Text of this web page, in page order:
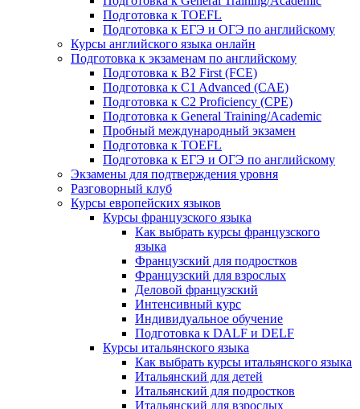
Подготовка к TOEFL
Подготовка к ЕГЭ и ОГЭ по английскому
Курсы английского языка онлайн
Подготовка к экзаменам по английскому
Подготовка к B2 First (FCE)
Подготовка к C1 Advanced (CAE)
Подготовка к C2 Proficiency (CPE)
Подготовка к General Training/Academic
Пробный международный экзамен
Подготовка к TOEFL
Подготовка к ЕГЭ и ОГЭ по английскому
Экзамены для подтверждения уровня
Разговорный клуб
Курсы европейских языков
Курсы французского языка
Как выбрать курсы французского
языка
Французский для подростков
Французский для взрослых
Деловой французский
Интенсивный курс
Индивидуальное обучение
Подготовка к DALF и DELF
Курсы итальянского языка
Как выбрать курсы итальянского языка
Итальянский для детей
Итальянский для подростков
Итальянский для взрослых